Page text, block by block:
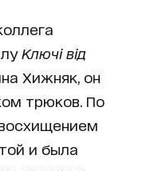
Ключі від
Хижняк, он
трюков. По
и была